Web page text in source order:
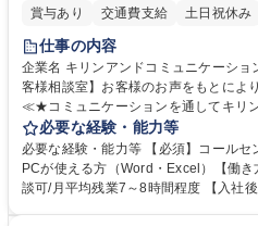
賞与あり
交通費支給 土日祝休み
仕事の内容
企業名 キリンアンドコミュニケーションズ株式会社 求
客様相談室】お客様のお声をもとにより良い
≪★コミュニケーションを通してキリ
お客様のお声をより良い商品づくりに
様相談室でのお仕事です。 日々お客様からいただくキリングループへのご
意見を、企業活動に活かしています。
って対応、情報提供するとともにグル
必要な経験・能力等
必要な経験・能力等 【必須】コールセ
PCが使える方（Word・Excel）【働
談可/月平均残業7～8時間程度 【入社後の研修】着任から1か月は電話対応